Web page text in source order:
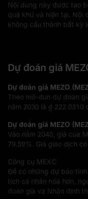
Nội dung này được tạo
quá khứ và hiện tại. Nội
không cấu thành bất kỳ
Dự đoán giá
Dự đoán giá MEZO
Theo mô-đun dự đoán
năm 2030 là ₫ 222.0310
Dự đoán giá MEZO
Vào năm 2040, giá của
79.59%
. Giá giao dịch
Công cụ MEXC
Để có những dự báo
tích cá nhân hóa hơn,
đoán giá và Nhận định